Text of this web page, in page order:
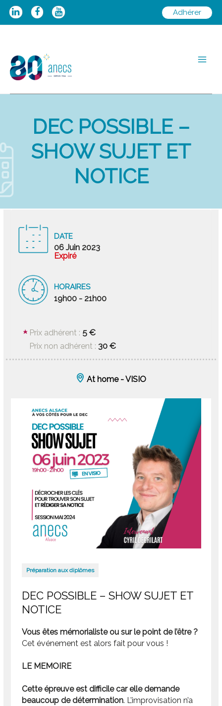
Aller
Adhérer
DEC POSSIBLE –
SHOW SUJET ET
NOTICE
DATE
06 Juin 2023
Expiré
HORAIRES
19h00 - 21h00
Prix adhérent : 5 €
Prix non adhérent :30 €
At home - VISIO
Préparation aux diplômes
DEC POSSIBLE – SHOW SUJET ET
NOTICE
Vous êtes mémorialiste ou sur le point de l’être ?
Cet événement est alors fait pour vous !
LE MEMOIRE
Cette épreuve est difficile car elle demande
beaucoup de détermination. L’improvisation n’a